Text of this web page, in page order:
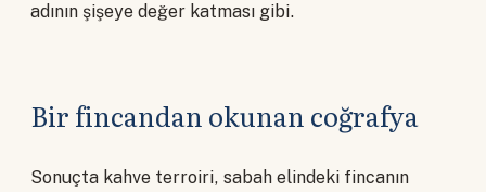
adının şişeye değer katması gibi.
Bir fincandan okunan coğrafya
Sonuçta kahve terroiri, sabah elindeki fincanın